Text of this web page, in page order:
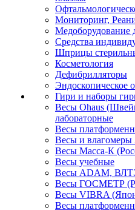
Мониторинг,
Медоборудование
Средства
Шприцы
Косметология
Дефибрилляторы
Эндоскопическое
Гири и наборы
Весы Ohaus
лабораторные
Весы
Весы и
Весы Масса-К
Весы учебные
Весы ADAM,
Весы ГОСМЕТР
Весы VIBRA
Весы